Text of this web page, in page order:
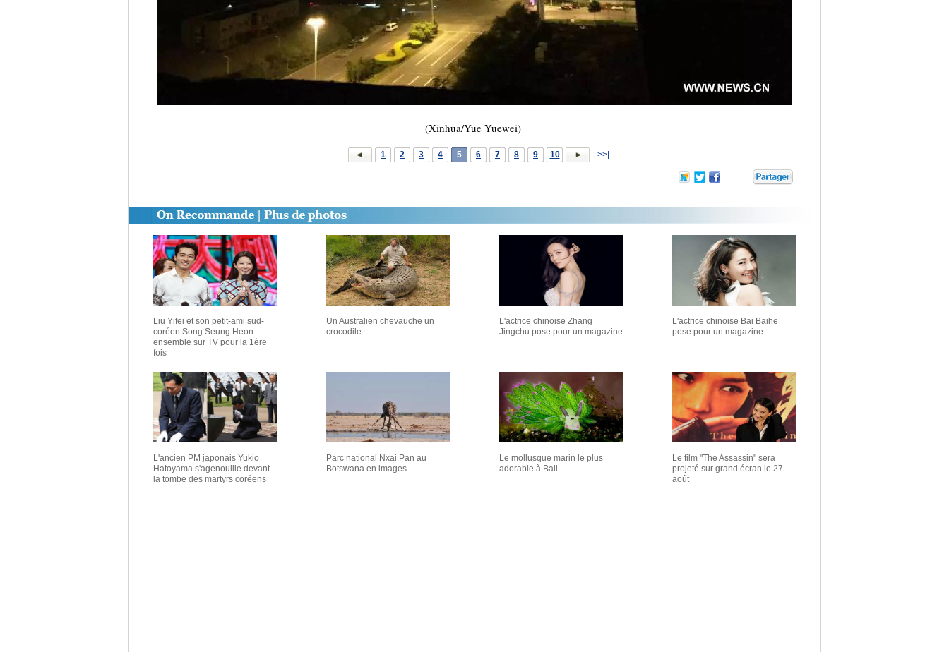
(Xinhua/Yue Yuewei)
1 2 3 4 5 6 7 8 9 10 >>|
Liu Yifei et son petit-ami sud-
coréen Song Seung Heon
ensemble sur TV pour la 1ère
fois
Un Australien chevauche un
crocodile
L'actrice chinoise Zhang
Jingchu pose pour un magazine
L'actrice chinoise Bai Baihe
pose pour un magazine
L'ancien PM japonais Yukio
Hatoyama s'agenouille devant
la tombe des martyrs coréens
Parc national Nxai Pan au
Botswana en images
Le mollusque marin le plus
adorable à Bali
Le film "The Assassin" sera
projeté sur grand écran le 27
août